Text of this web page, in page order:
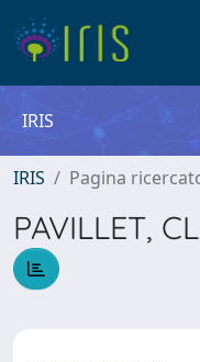
IRIS
IRIS Pagina
PAVILLET,